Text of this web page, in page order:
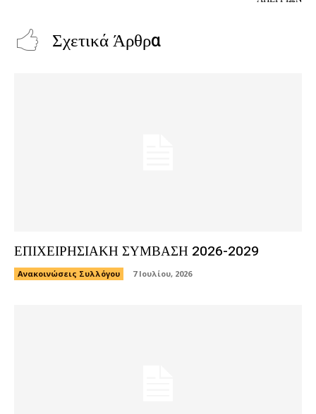
Σχετικά Άρθρα
ΕΠΙΧΕΙΡΗΣΙΑΚΗ ΣΥΜΒΑΣΗ 2026-2029
Ανακοινώσεις Συλλόγου 7 Ιουλίου, 2026